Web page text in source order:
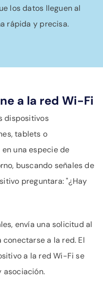
los datos lleguen al
rápida y precisa.
a la red Wi-Fi
dispositivos
tablets o
una especie de
buscando señales de
preguntara: "¿Hay
envía una solicitud al
a la red. El
a la red Wi-Fi se
asociación.